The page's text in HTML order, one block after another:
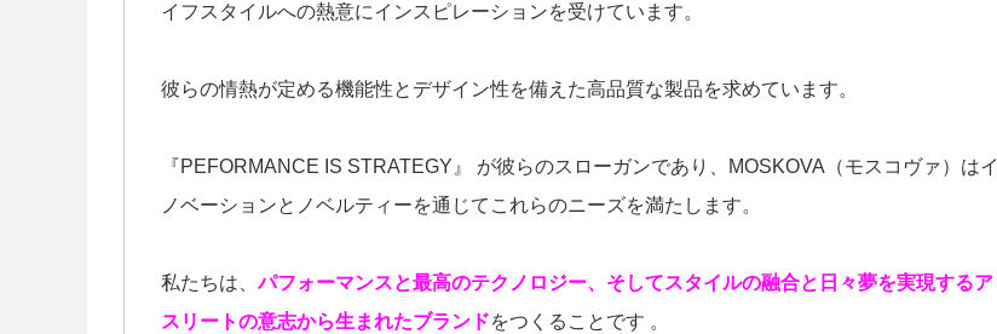
イフスタイルへの熱意にインスピレーションを受けています。
彼らの情熱が定める機能性とデザイン性を備えた高品質な製品を求めています。
『PEFORMANCE IS STRATEGY』 が彼らのスローガンであり、MOSKOVA（モスコヴァ）はイ
ノベーションとノベルティーを通じてこれらのニーズを満たします。
私たちは、パフォーマンスと最高のテクノロジー、そしてスタイルの融合と日々夢を実現するア
スリートの意志から生まれたブラ ンドをつくることです 。